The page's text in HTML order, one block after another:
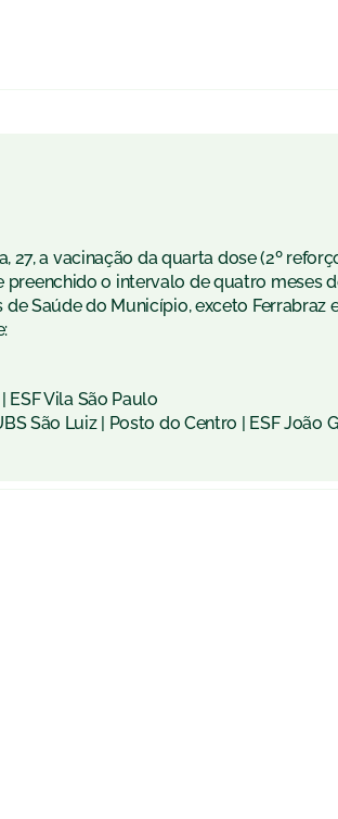
a vacinação da quarta dose (2º
preenchido o intervalo de quatro meses
Saúde do Município, exceto Ferrabraz
ESF Vila São Paulo
São Luiz | Posto do Centro | ESF João